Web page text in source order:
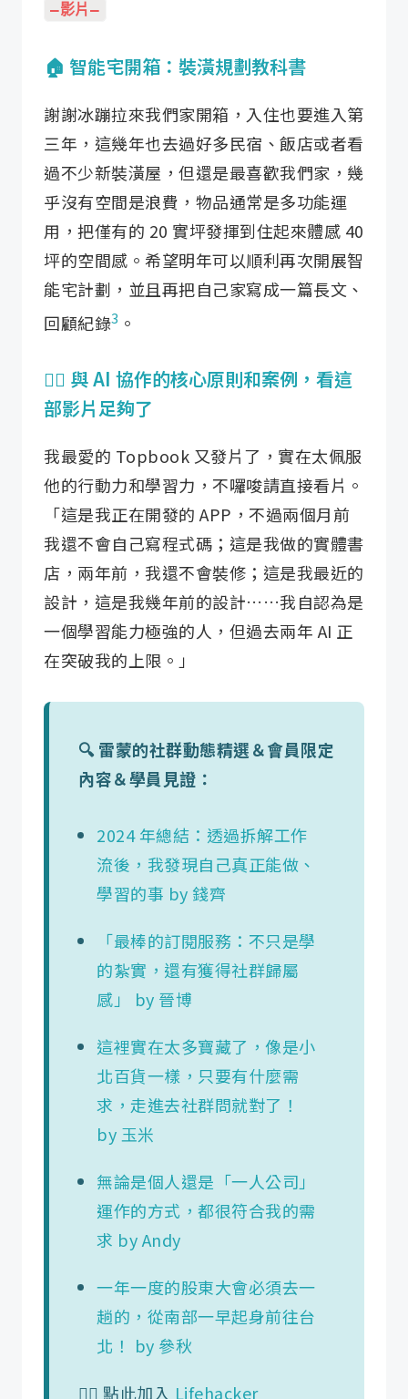
—影片—
🏠 智能宅開箱：裝潢規劃教科書
謝謝冰蹦拉來我們家開箱，入住也要進入第
三年，這幾年也去過好多民宿、飯店或者看
過不少新裝潢屋，但還是最喜歡我們家，幾
乎沒有空間是浪費，物品通常是多功能運
用，把僅有的 20 實坪發揮到住起來體感 40
坪的空間感。希望明年可以順利再次開展智
能宅計劃，並且再把自己家寫成一篇長文、
回顧紀錄3 。
👍🏼 與 AI 協作的核心原則和案例，看這
部影片足夠了
我最愛的 Topbook 又發片了，實在太佩服
他的行動力和學習力，不囉唆請直接看片。
「這是我正在開發的 APP，不過兩個月前
我還不會自己寫程式碼；這是我做的實體書
店，兩年前，我還不會裝修；這是我最近的
設計，這是我幾年前的設計……我自認為是
一個學習能力極強的人，但過去兩年 AI 正
在突破我的上限。」
🔍 雷蒙的社群動態精選＆會員限定
內容＆學員見證：
2024 年總結：透過拆解工作
流後，我發現自己真正能做、
學習的事 by 錢齊
「最棒的訂閱服務：不只是學
的紮實，還有獲得社群歸屬
感」 by 晉博
這裡實在太多寶藏了，像是小
北百貨一樣，只要有什麼需
求，走進去社群問就對了！
by 玉米
無論是個人還是「一人公司」
運作的方式，都很符合我的需
求 by Andy
一年一度的股東大會必須去一
趟的，從南部一早起身前往台
北！ by 參秋
👉🏼 點此加入 Lifehacker